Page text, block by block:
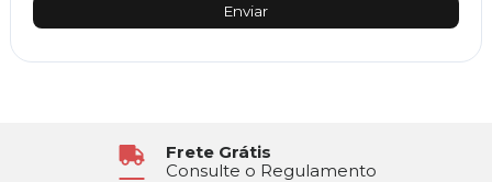
Enviar
Frete Grátis
Consulte o Regulamento